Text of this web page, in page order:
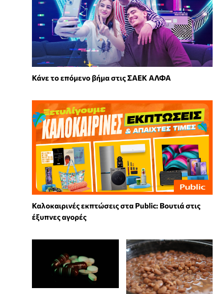
Κάνε το επόμενο βήμα στις ΣΑΕΚ ΑΛΦΑ
Καλοκαιρινές εκπτώσεις στα Public: Βουτιά στις
έξυπνες αγορές